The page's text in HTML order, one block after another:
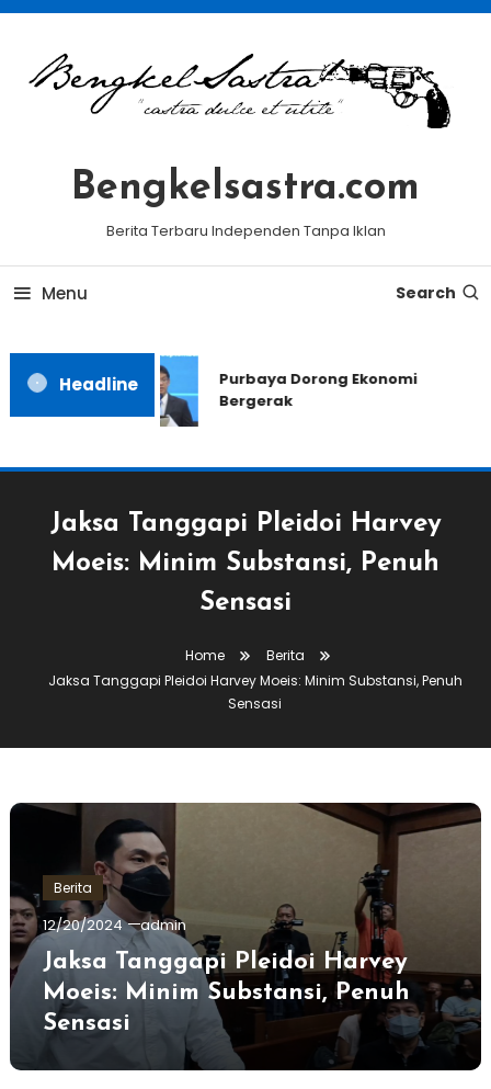
Skip
Content
Bengkelsastra.com
Berita Terbaru Independen Tanpa Iklan
Menu Search
Headline
Purbaya Dorong Ekonomi
Bergerak
Jaksa Tanggapi Pleidoi Harvey
Moeis: Minim Substansi, Penuh
Sensasi
Home
Berita
Jaksa Tanggapi Pleidoi Harvey Moeis: Minim Substansi, Penuh
Sensasi
Berita
12/20/2024 admin
Jaksa Tanggapi Pleidoi Harvey
Moeis: Minim Substansi, Penuh
Sensasi